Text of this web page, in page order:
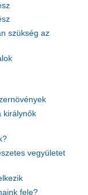
szükség az
királynők
vegyületet
fele?